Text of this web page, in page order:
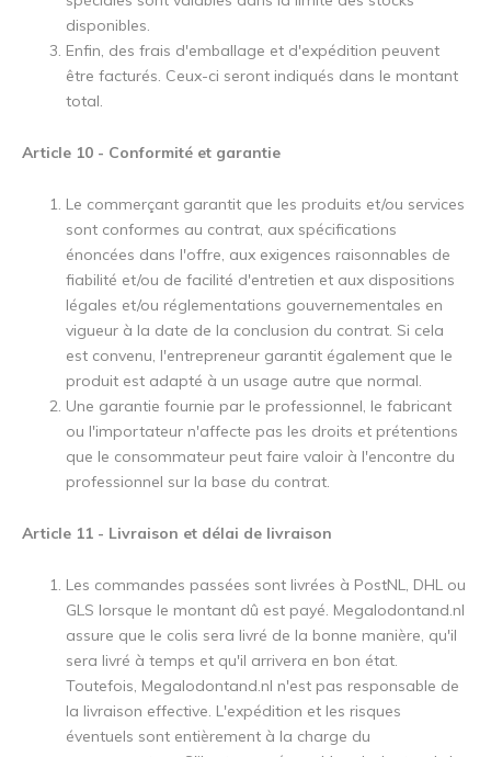
disponibles.
Enfin, des frais d'emballage et d'expédition peuvent
être facturés. Ceux-ci seront indiqués dans le montant
total.
Article 10 - Conformité et garantie
Le commerçant garantit que les produits et/ou services
sont conformes au contrat, aux spécifications
énoncées dans l'offre, aux exigences raisonnables de
fiabilité et/ou de facilité d'entretien et aux dispositions
légales et/ou réglementations gouvernementales en
vigueur à la date de la conclusion du contrat. Si cela
est convenu, l'entrepreneur garantit également que le
produit est adapté à un usage autre que normal.
Une garantie fournie par le professionnel, le fabricant
ou l'importateur n'affecte pas les droits et prétentions
que le consommateur peut faire valoir à l'encontre du
professionnel sur la base du contrat.
Article 11 - Livraison et délai de livraison
Les commandes passées sont livrées à PostNL, DHL ou
GLS lorsque le montant dû est payé. Megalodontand.nl
assure que le colis sera livré de la bonne manière, qu'il
sera livré à temps et qu'il arrivera en bon état.
Toutefois, Megalodontand.nl n'est pas responsable de
la livraison effective. L'expédition et les risques
éventuels sont entièrement à la charge du